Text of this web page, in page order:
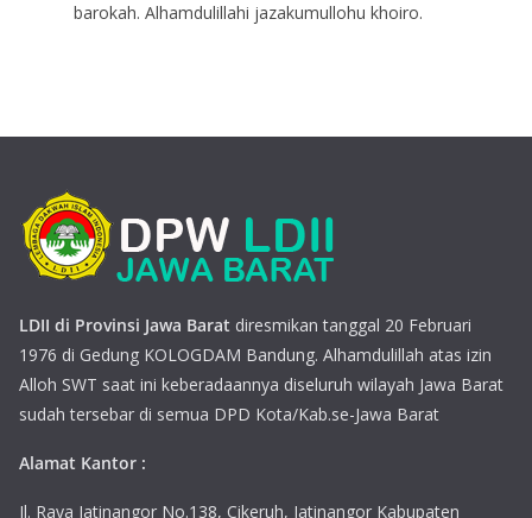
barokah. Alhamdulillahi jazakumullohu khoiro.
LDII di Provinsi Jawa Barat diresmikan tanggal 20 Februari
1976 di Gedung KOLOGDAM Bandung. Alhamdulillah atas izin
Alloh SWT saat ini keberadaannya diseluruh wilayah Jawa Barat
sudah tersebar di semua DPD Kota/Kab.se-Jawa Barat
Alamat Kantor :
Jl. Raya Jatinangor No.138, Cikeruh, Jatinangor Kabupaten